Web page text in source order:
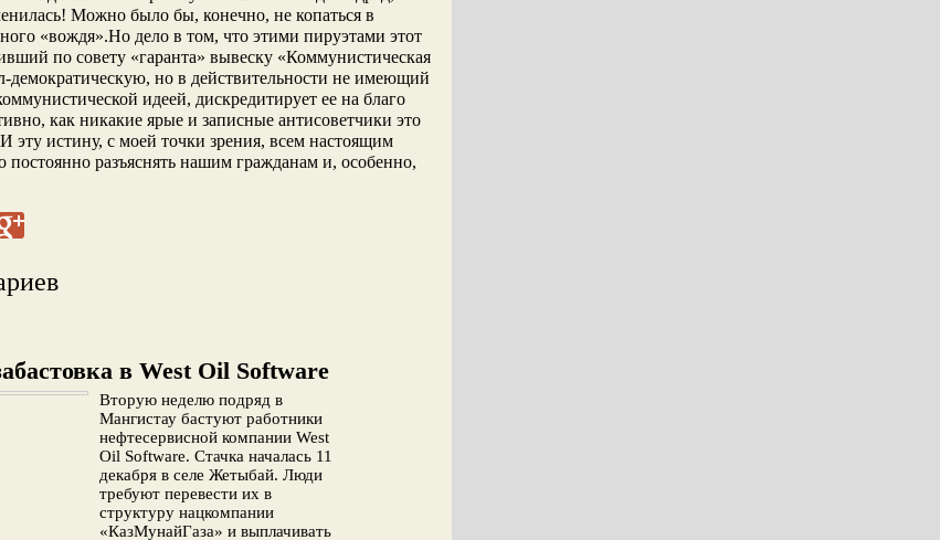
Можно было бы, конечно, не копаться в
«вождя».Но дело в том, что этими пируэтами этот
по совету «гаранта» вывеску «Коммунистическая
демократическую, но в действительности не имеющий
идеей, дискредитирует ее на благо
как никакие ярые и записные антисоветчики это
эту истину, с моей точки зрения, всем настоящим
постоянно разъяснять нашим гражданам и, особенно,
в West Oil Software
Вторую неделю подряд в
Мангистау бастуют работники
нефтесервисной компании West
Oil Software. Стачка началась 11
декабря в селе Жетыбай. Люди
требуют перевести их в
структуру нацкомпании
«КазМунайГаза» и выплачивать